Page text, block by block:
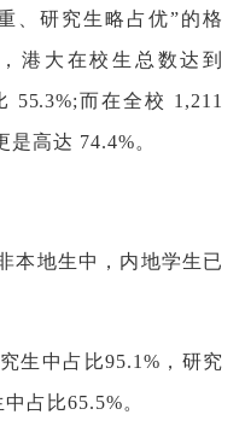
、研究生略占优”的格
港大在校生总数达到
55.3%;而在全校 1,211
高达 74.4%。
地生中，内地学生已
中占比95.1%，研究
占比65.5%。